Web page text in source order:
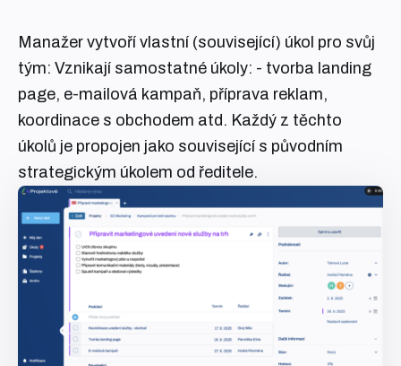
Manažer vytvoří vlastní (související) úkol pro svůj
tým: Vznikají samostatné úkoly: - tvorba landing
page, e-mailová kampaň, příprava reklam,
koordinace s obchodem atd. Každý z těchto
úkolů je propojen jako související s původním
strategickým úkolem od ředitele.